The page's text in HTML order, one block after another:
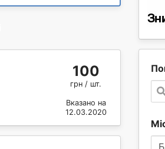
100
грн / шт.
Вказано на
12.03.2020